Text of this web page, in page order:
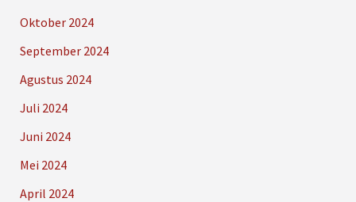
Oktober 2024
September 2024
Agustus 2024
Juli 2024
Juni 2024
Mei 2024
April 2024